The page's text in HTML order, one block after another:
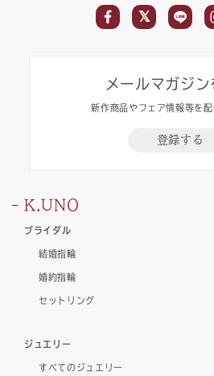
メールマガジ
新作商品やフェア情報等を
登録する
K.UNO
ブライダル
結婚指輪
婚約指輪
セットリング
ジュエリー
すべてのジュエリー